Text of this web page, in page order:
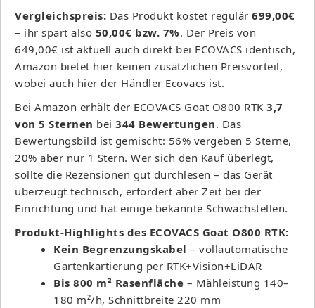
Vergleichspreis: Das Produkt kostet regulär 699,00€
– ihr spart also 50,00€ bzw. 7%. Der Preis von
649,00€ ist aktuell auch direkt bei ECOVACS identisch,
Amazon bietet hier keinen zusätzlichen Preisvorteil,
wobei auch hier der Händler Ecovacs ist.
Bei Amazon erhält der ECOVACS Goat O800 RTK 3,7
von 5 Sternen bei 344 Bewertungen. Das
Bewertungsbild ist gemischt: 56% vergeben 5 Sterne,
20% aber nur 1 Stern. Wer sich den Kauf überlegt,
sollte die Rezensionen gut durchlesen – das Gerät
überzeugt technisch, erfordert aber Zeit bei der
Einrichtung und hat einige bekannte Schwachstellen.
Produkt-Highlights des ECOVACS Goat O800 RTK:
Kein Begrenzungskabel – vollautomatische
Gartenkartierung per RTK+Vision+LiDAR
Bis 800 m² Rasenfläche – Mähleistung 140–
180 m²/h, Schnittbreite 220 mm